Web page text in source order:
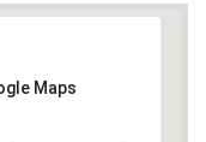
Maps